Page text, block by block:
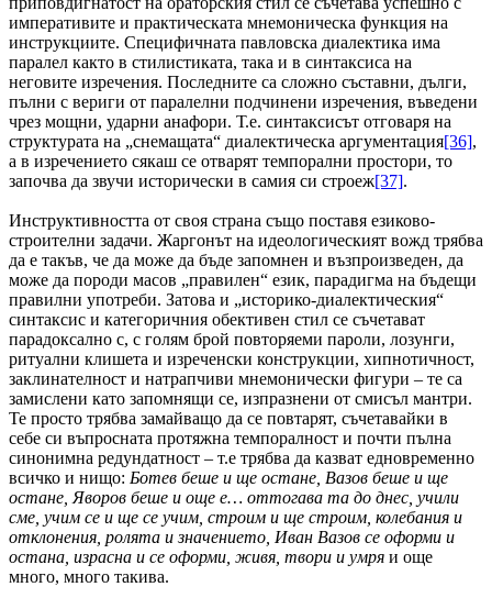
императивите и практическата мнемоническа функция на
инструкциите. Специфичната павловска диалектика има
паралел както в стилистиката, така и в синтаксиса на
неговите изречения. Последните са сложно съставни, дълги,
пълни с вериги от паралелни подчинени изречения, въведени
чрез мощни, ударни анафори. Т.е. синтаксисът отговаря на
структурата на „снемащата“ диалектическа аргументация[36],
а в изречението сякаш се отварят темпорални простори, то
започва да звучи исторически в самия си строеж[37].
Инструктивността от своя страна също поставя езиково-
строителни задачи. Жаргонът на идеологическият вожд трябва
да е такъв, че да може да бъде запомнен и възпроизведен, да
може да породи масов „правилен“ език, парадигма на бъдещи
правилни употреби. Затова и „историко-диалектическия“
синтаксис и категоричния обективен стил се съчетават
парадоксално с, с голям брой повторяеми пароли, лозунги,
ритуални клишета и изреченски конструкции, хипнотичност,
заклинателност и натрапчиви мнемонически фигури – те са
замислени като запомнящи се, изпразнени от смисъл мантри.
Те просто трябва замайващо да се повтарят, съчетавайки в
себе си въпросната протяжна темпоралност и почти пълна
синонимна редундатност – т.е трябва да казват едновременно
всичко и нищо: Ботев беше и ще остане, Вазов беше и ще
остане, Яворов беше и още е… оттогава та до днес, учили
сме, учим се и ще се учим, строим и ще строим, колебания и
отклонения, ролята и значението, Иван Вазов се оформи и
остана, израсна и се оформи, живя, твори и умря и още
много, много такива.